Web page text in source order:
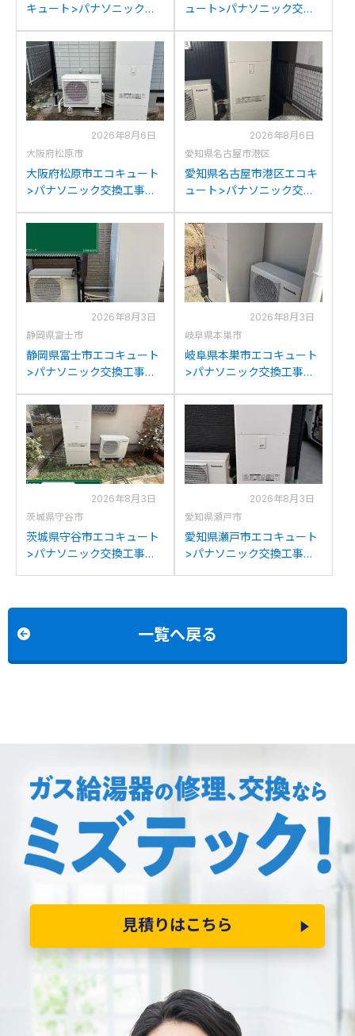
キュート>パナソニック交
CTU-37D1A10からパナソ
ニックHE-S37LQSへの交
換
ュート>パナソニック交換
クHE-37K3XPからパナソ
ニックHE-S37LQSへの交
2026年8月6日
大阪府松原市
大阪府松原市エコキュート
>パナソニック交換工事施
HEK37DXからパナソニッ
クHE-S37LQSへの交換
2026年8月6日
愛知県名古屋市港区
愛知県名古屋市港区エコキ
ュート>パナソニック交換
TU-37KFVからパナソニッ
クHE-S37LQSへの交換
2026年8月3日
静岡県富士市
静岡県富士市エコキュート
>パナソニック交換工事施
TU37DFCVからパナソニッ
クHE-S37LQSへの交換
2026年8月3日
岐阜県本巣市
岐阜県本巣市エコキュート
>パナソニック交換工事施
FBH373CTからパナソニッ
クHE-S37LQSへの交換
2026年8月3日
茨城県守谷市
茨城県守谷市エコキュート
>パナソニック交換工事施
2026年8月3日
愛知県瀬戸市
愛知県瀬戸市エコキュート
>パナソニック交換工事施
一覧へ戻る
見積りはこちら